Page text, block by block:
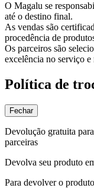
O Magalu se
até o destino final.
As vendas são
procedência de
Os parceiros são
excelência no serviço
Política de
Fechar
Devolução gratuita
parceiras
Devolva seu produto
Para devolver o